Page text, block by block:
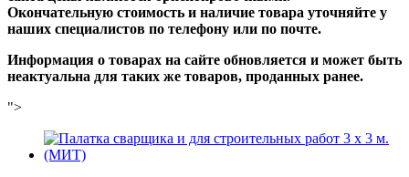
Окончательную стоимость и наличие товара уточняйте у
наших специалистов по телефону или по почте.
Информация о товарах на сайте обновляется и может быть
неактуальна для таких же товаров, проданных ранее.
">